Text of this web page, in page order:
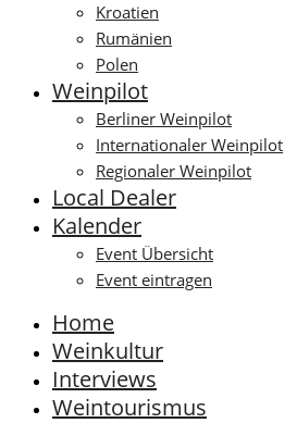
Kroatien
Rumänien
Polen
Weinpilot
Berliner Weinpilot
Internationaler Weinpilot
Regionaler Weinpilot
Local Dealer
Kalender
Event Übersicht
Event eintragen
Home
Weinkultur
Interviews
Weintourismus